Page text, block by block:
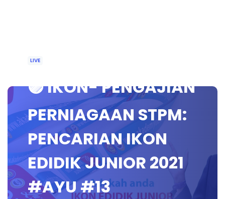
LIVE
🟣 IKON- PENGAJIAN
PERNIAGAAN STPM:
PENCARIAN IKON
EDIDIK JUNIOR 2021
#AYU​ #13